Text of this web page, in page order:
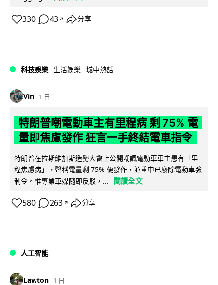
330 43 ↗ 分享
科技娛樂 生活娛樂 城中熱話
Vin 1 日
特朗普嘲電動車主有里程病 剩 75% 電
量即焦慮發作 狂言一手終結電車指令
特朗普在拉斯維加斯造勢大會上公開嘲諷電動車車主患有「里
程焦慮病」，聲稱電量剩 75% 便發作，並重申已廢除電動車強
制令。惟專業車媒隨即反駁，...
閱讀全文
580 263 ↗ 分享
人工智能
Lawton 1 日